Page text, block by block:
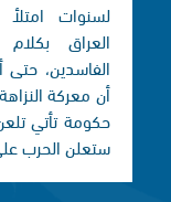
لسنوات
العراق بكلام
الفاسدين، حتى
أن معركة
حكومة تأتي
ستعلن الحرب على